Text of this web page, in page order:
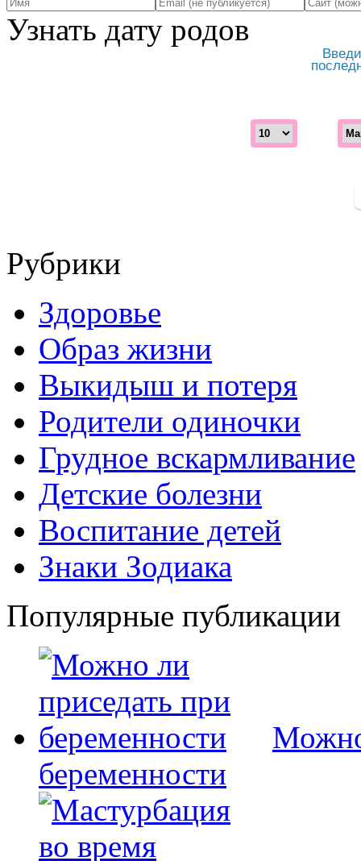
Узнать дату родов
Рубрики
Здоровье
Образ жизни
Выкидыш и потеря
Родители одиночки
Грудное вскармливание
Детские болезни
Воспитание детей
Знаки Зодиака
Популярные публикации
беременности